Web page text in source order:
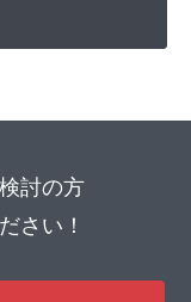
討の方
さい！